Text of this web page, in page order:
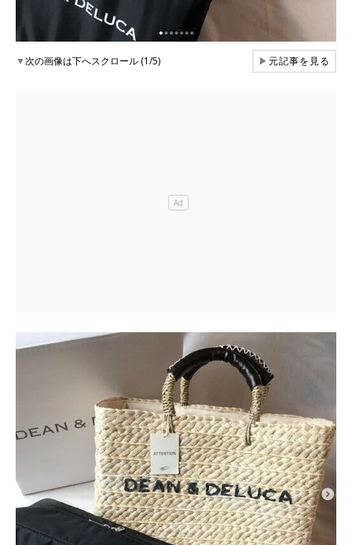
▼次の画像は下へスクロール (1/5) ▶元記事を見る